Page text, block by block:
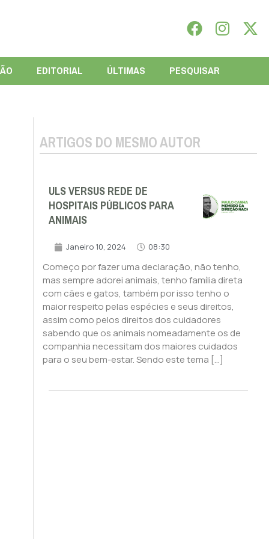
EDITORIAL ÚLTIMAS PESQUISAR
ARTIGOS DO MESMO AUTOR
ULS VERSUS REDE DE
HOSPITAIS PÚBLICOS PARA
ANIMAIS
Janeiro 10, 2024 08:30
Começo por fazer uma declaração, não tenho,
mas sempre adorei animais, tenho família direta
com cães e gatos, também por isso tenho o
maior respeito pelas espécies e seus direitos,
assim como pelos direitos dos cuidadores
sabendo que os animais nomeadamente os de
companhia necessitam dos maiores cuidados
para o seu bem-estar. Sendo este tema […]